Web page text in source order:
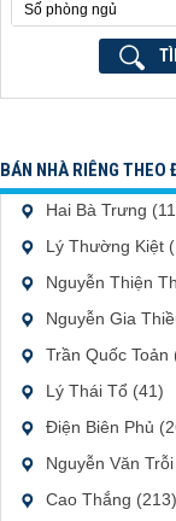
Số phòng ngủ
BÁN NHÀ RIÊNG THEO
Hai Bà Trưng
Lý Thường Kiệt
Nguyễn Thiện
Nguyễn Gia
Trần Quốc Toản
Lý Thái Tổ (41)
Điện Biên Phủ
Nguyễn Văn
Cao Thắng (213)